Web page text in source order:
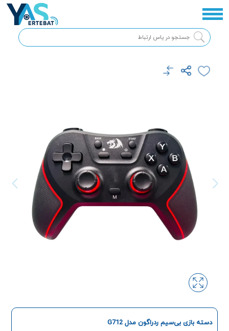
دسته بازی بی‌سیم ردراگون مدل G712